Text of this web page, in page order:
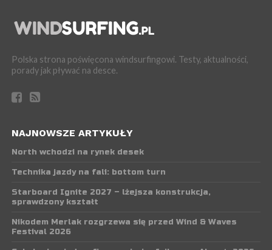
Polska strona poświęcona windsurfingowi. Testy, aktualności,
porady jak pływać na desce.
NAJNOWSZE ARTYKUŁY
North wchodzi na rynek desek
Technika jazdy na fali: bottom turn
Starboard Ignite 2027 – lżejsza konstrukcja,
sprawdzony kształt
Nikodem Merlak rozgrzewa się przed Wind & Waves
Festival 2026